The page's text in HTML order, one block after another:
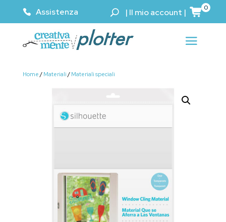
Assistenza | Il mio account | 0
Home / Materiali / Materiali speciali